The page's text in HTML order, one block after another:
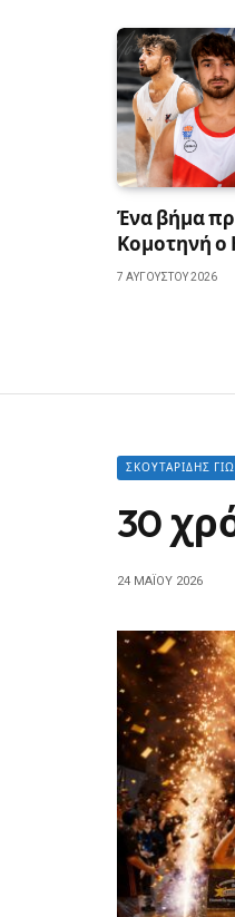
Ένα βήμα
Κομοτηνή ο
7 ΑΥΓΟΎΣΤΟΥ 2026
ΣΚΟΥΤΑΡΊΔΗΣ
30
24 ΜΑΪ́ΟΥ 2026